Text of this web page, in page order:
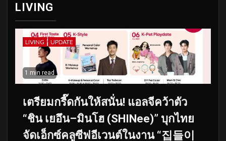
LIVING
LIVING UPDATE
1 min read
เตรียมกรี๊ดกันให้สนั่น! แอลจีคว้าตัว
“ชิน เยอึน–มินโฮ (SHINee)” บุกไทย
จัดเอ็กซ์คลูซีฟอีเวนต์ในงาน “집들이